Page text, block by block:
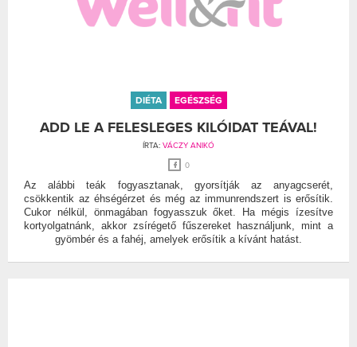
DIÉTA EGÉSZSÉG
ADD LE A FELESLEGES KILÓIDAT TEÁVAL!
ÍRTA: VÁCZY ANIKÓ
0
Az alábbi teák fogyasztanak, gyorsítják az anyagcserét,
csökkentik az éhségérzet és még az immunrendszert is erősítik.
Cukor nélkül, önmagában fogyasszuk őket. Ha mégis ízesítve
kortyolgatnánk, akkor zsírégető fűszereket használjunk, mint a
gyömbér és a fahéj, amelyek erősítik a kívánt hatást.